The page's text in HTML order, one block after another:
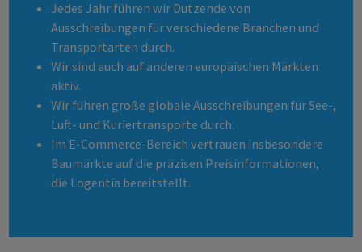
Jedes Jahr führen wir Dutzende von
Ausschreibungen für verschiedene Branchen und
Transportarten durch.
Wir sind auch auf anderen europäischen Märkten
aktiv.
Wir führen große globale Ausschreibungen für See-,
Luft- und Kuriertransporte durch.
Im E-Commerce-Bereich vertrauen insbesondere
Baumärkte auf die präzisen Preisinformationen,
die Logentia bereitstellt.